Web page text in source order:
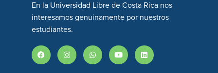
En la Universidad Libre de Costa Rica nos
interesamos genuinamente por nuestros
estudiantes.